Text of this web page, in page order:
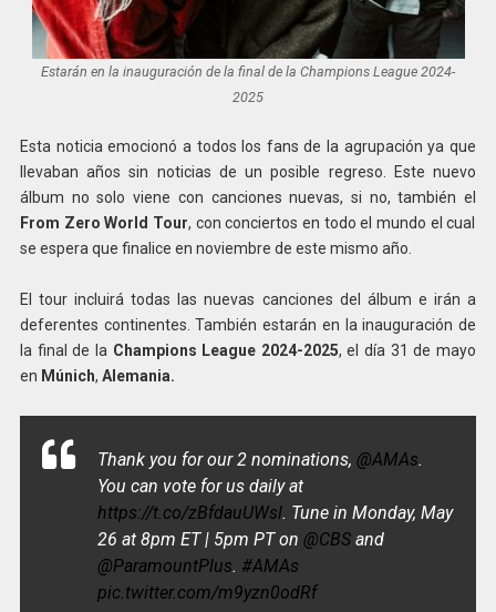
Estarán en la inauguración de la final de la Champions League 2024-
2025
Esta noticia emocionó a todos los fans de la agrupación ya que
llevaban años sin noticias de un posible regreso. Este nuevo
álbum no solo viene con canciones nuevas, si no, también el
From Zero World Tour, con conciertos en todo el mundo el cual
se espera que finalice en noviembre de este mismo año.
El tour incluirá todas las nuevas canciones del álbum e irán a
deferentes continentes. También estarán en la inauguración de
la final de la Champions League 2024-2025, el día 31 de mayo
en Múnich, Alemania.
Thank you for our 2 nominations, @AMAs.
You can vote for us daily at
https://t.co/zBfdauUWsl. Tune in Monday, May
26 at 8pm ET | 5pm PT on @CBSand
@ParamountPlus. #AMAs
pic.twitter.com/m9yzn0odRf